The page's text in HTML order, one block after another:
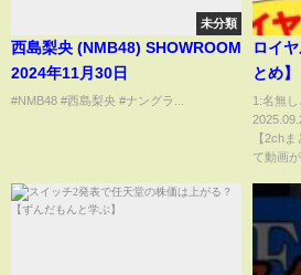
未分類
西島梨央 (NMB48) SHOWROOM
2024年11月30日
#NMB48 #西島梨央 #ナングラ...
ロイ
とめ
1:名無
【2ch
て動画が